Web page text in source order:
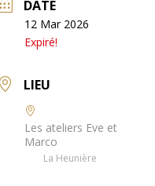
DATE
12 Mar 2026
Expiré!
LIEU
Les ateliers Eve et
Marco
La Heunière